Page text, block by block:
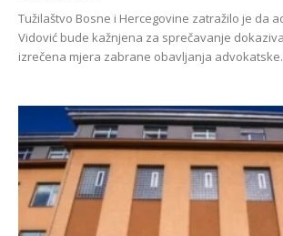
Tužilaštvo Bosne i Hercegovine zatražilo je da
Vidović bude kažnjena za sprečavanje
izrečena mjera zabrane obavljanja